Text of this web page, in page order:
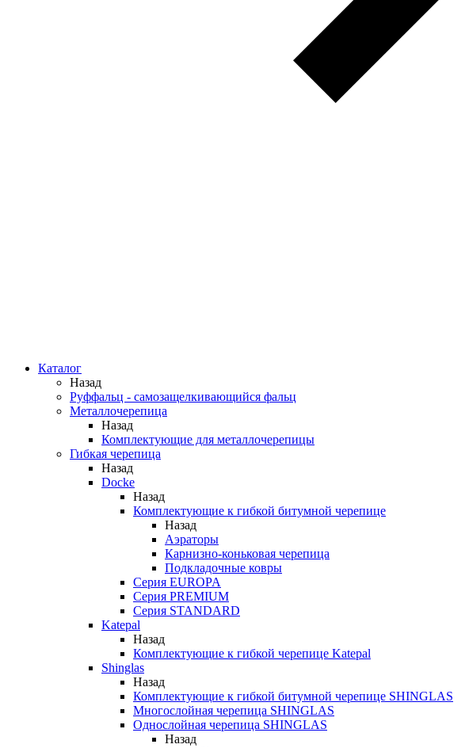
Каталог
Назад
Руффальц - самозащелкивающийся фальц
Металлочерепица
Назад
Комплектующие для металлочерепицы
Гибкая черепица
Назад
Docke
Назад
Комплектующие к гибкой битумной черепице
Назад
Аэраторы
Карнизно-коньковая черепица
Подкладочные ковры
Серия EUROPA
Серия PREMIUM
Серия STANDARD
Katepal
Назад
Комплектующие к гибкой черепице Katepal
Shinglas
Назад
Комплектующие к гибкой битумной черепице SHINGLAS
Многослойная черепица SHINGLAS
Однослойная черепица SHINGLAS
Назад